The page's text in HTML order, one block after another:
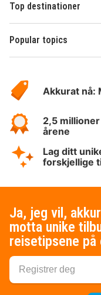
Top destinationer
Popular topics
Hotelspecials
Akkurat nå:
2,5
årene
Lag ditt
forskjellige
Ja, jeg vil,
motta unike
reisetipsene på